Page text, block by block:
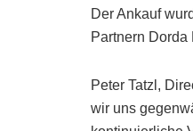
Der Ankauf
Partnern
Peter Tatzl,
wir uns